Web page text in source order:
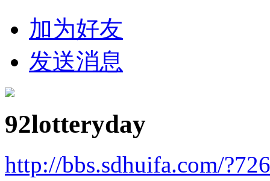
加为好友
发送消息
92lotteryday
http://bbs.sdhuifa.com/